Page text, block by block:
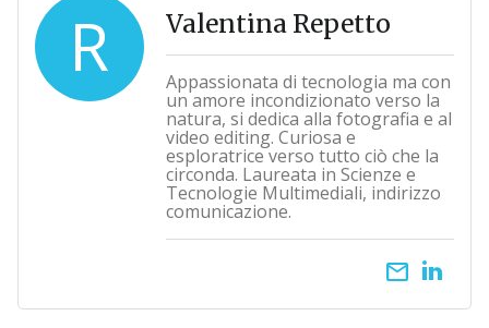
R Valentina Repetto
Appassionata di tecnologia ma con
un amore incondizionato verso la
natura, si dedica alla fotografia e al
video editing. Curiosa e
esploratrice verso tutto ciò che la
circonda. Laureata in Scienze e
Tecnologie Multimediali, indirizzo
comunicazione.
email